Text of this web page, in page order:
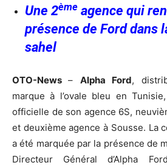
Une 2ème agence qui
présence de Ford dans
sahel
OTO-News– Alpha Ford,
marque à l’ovale bleu en
officielle de son agence 6S,
et deuxième agence à Sousse. La
a été marquée par la présence de
Directeur Général d’Alpha